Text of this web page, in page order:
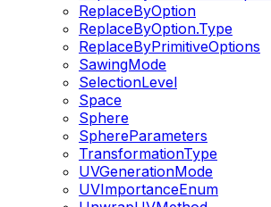
ReplaceByOption
ReplaceByOption.Type
ReplaceByPrimitiveOptions
SawingMode
SelectionLevel
Space
Sphere
SphereParameters
TransformationType
UVGenerationMode
UVImportanceEnum